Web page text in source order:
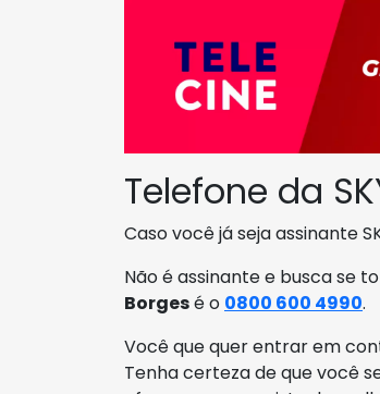
Telefone da
Caso você já seja assinante
Não é assinante e busca se
Borgesé o 0800 600 4990.
Você que quer entrar em
Tenha certeza de que você